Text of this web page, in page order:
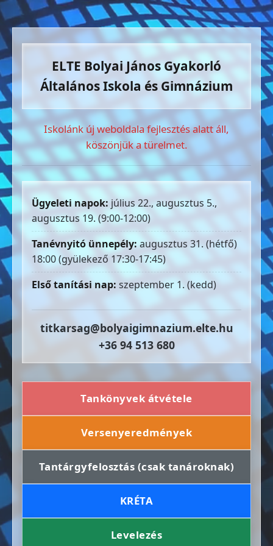
ELTE Bolyai János Gyakorló
Általános Iskola és Gimnázium
Iskolánk új weboldala fejlesztés alatt áll,
köszönjük a türelmet.
Ügyeleti napok: július 22., augusztus 5.,
augusztus 19. (9:00-12:00)
Tanévnyitó ünnepély: augusztus 31. (hétfő)
18:00 (gyülekező 17:30-17:45)
Első tanítási nap: szeptember 1. (kedd)
titkarsag@bolyaigimnazium.elte.hu
+36 94 513 680
Tankönyvek átvétele
Versenyeredmények
Tantárgyfelosztás (csak tanároknak)
KRÉTA
Levelezés